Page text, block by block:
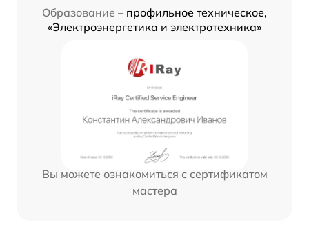
Образование – профильное техническое,
«Электроэнергетика и электротехника»
Вы можете ознакомиться с сертификатом
мастера